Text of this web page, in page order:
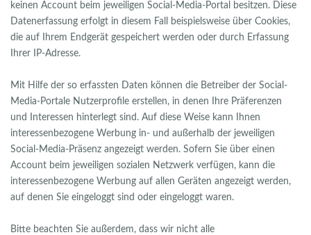
keinen Account beim jeweiligen Social-Media-Portal besitzen. Diese
Datenerfassung erfolgt in diesem Fall beispielsweise über Cookies,
die auf Ihrem Endgerät gespeichert werden oder durch Erfassung
Ihrer IP-Adresse.
Mit Hilfe der so erfassten Daten können die Betreiber der Social-
Media-Portale Nutzerprofile erstellen, in denen Ihre Präferenzen
und Interessen hinterlegt sind. Auf diese Weise kann Ihnen
interessenbezogene Werbung in- und außerhalb der jeweiligen
Social-Media-Präsenz angezeigt werden. Sofern Sie über einen
Account beim jeweiligen sozialen Netzwerk verfügen, kann die
interessenbezogene Werbung auf allen Geräten angezeigt werden,
auf denen Sie eingeloggt sind oder eingeloggt waren.
Bitte beachten Sie außerdem, dass wir nicht alle